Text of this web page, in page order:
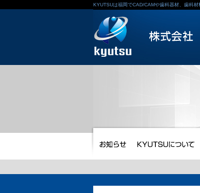
KYUTSUは福岡でCAD/CAMや歯科器材、歯科材